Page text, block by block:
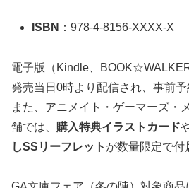
ISBN ：978-4-8156-XXXX-X
電子版（Kindle、
発売当日0時より配信され、事前予
また、アニメイト・ゲーマーズ・
舗では、 購入特典イラストカード
しSSリーフレット が数量限定で付